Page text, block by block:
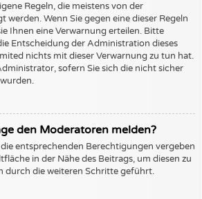
Regeln, die meistens von der
Wenn Sie gegen eine dieser Regeln
Ihnen eine Verwarnung erteilen. Bitte
Entscheidung der Administration dieses
nichts mit dieser Verwarnung zu tun hat.
sofern Sie sich die nicht sicher
den Moderatoren melden?
entsprechenden Berechtigungen vergeben
in der Nähe des Beitrags, um diesen zu
durch die weiteren Schritte geführt.